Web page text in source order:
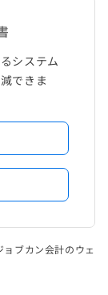
システム
できま
ブカン会計のウェ